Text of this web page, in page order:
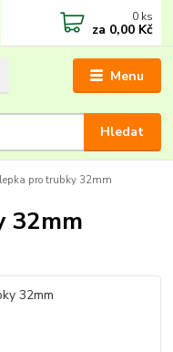
Menu
Hledat
0 ks
za 0,00 Kč
pro trubky 32mm
32mm